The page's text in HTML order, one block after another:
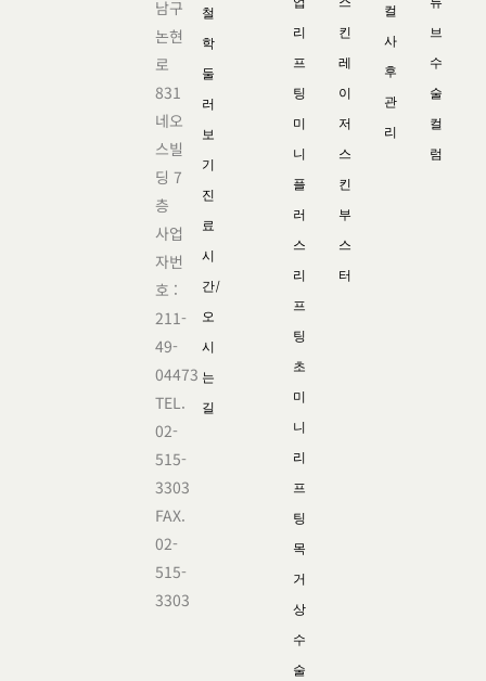
남구
논현
로
831
네오
스빌
딩 7
층
사업
자번
호 :
211-
49-
04473
TEL.
02-
515-
3303
FAX.
02-
515-
3303
철
학
둘
러
보
기
진
료
시
간/
오
시
는
길
리
프
팅
미
니
플
러
스
리
프
팅
초
미
니
리
프
팅
목
거
상
수
술
킨
레
이
저
스
킨
부
스
터
컬
사
후
관
리
브
수
술
컬
럼